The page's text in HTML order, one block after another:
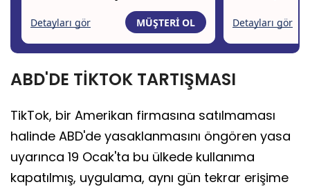
ABD'DE TİKTOK TARTIŞMASI
TikTok, bir Amerikan firmasına satılmaması
halinde ABD'de yasaklanmasını öngören yasa
uyarınca 19 Ocak'ta bu ülkede kullanıma
kapatılmış, uygulama, aynı gün tekrar erişime